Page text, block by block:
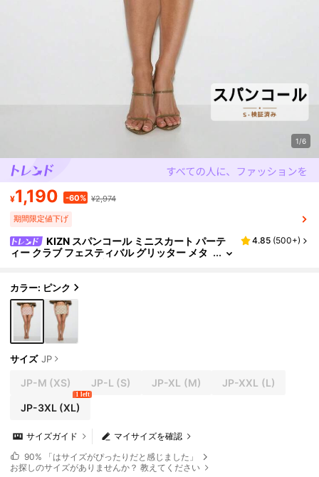
1/6
¥1,190 -60% ¥2,974
期間限定値下げ
KIZN スパンコール ミニスカート パーテ
ィー クラブ フェスティバル グリッター メタ
アウト
4.85 (500+)
カラー: ピンク
サイズ JP
JP-M (XS) JP-L (S) JP-XL (M) JP-XXL (L)
JP-3XL(XL)
1 left
マイサイズを確認
サイズガイド
90% 「はサイズがぴったりだと感じました」
お探しのサイズがありませんか？ 教えてください